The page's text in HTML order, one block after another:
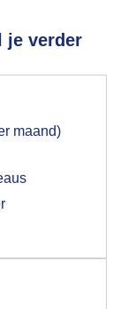
je verder
maand)
voor het
gegeven,
waarin